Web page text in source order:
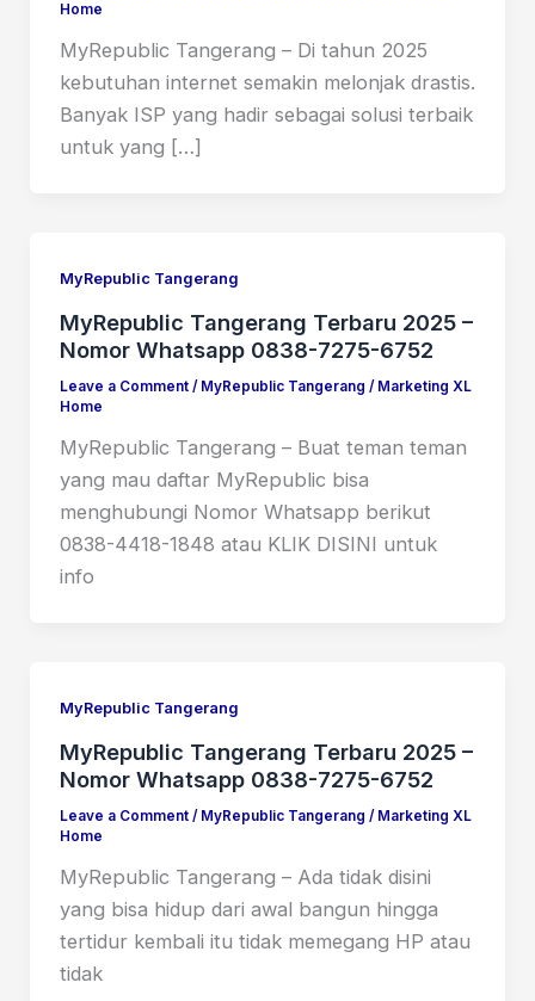
Home
MyRepublic Tangerang – Di tahun 2025
kebutuhan internet semakin melonjak drastis.
Banyak ISP yang hadir sebagai solusi terbaik
untuk yang […]
MyRepublic Tangerang
MyRepublic Tangerang Terbaru 2025 –
Nomor Whatsapp 0838-7275-6752
Leave a Comment / MyRepublic Tangerang / Marketing XL
Home
MyRepublic Tangerang – Buat teman teman
yang mau daftar MyRepublic bisa
menghubungi Nomor Whatsapp berikut
0838-4418-1848 atau KLIK DISINI untuk
info
MyRepublic Tangerang
MyRepublic Tangerang Terbaru 2025 –
Nomor Whatsapp 0838-7275-6752
Leave a Comment / MyRepublic Tangerang / Marketing XL
Home
MyRepublic Tangerang – Ada tidak disini
yang bisa hidup dari awal bangun hingga
tertidur kembali itu tidak memegang HP atau
tidak